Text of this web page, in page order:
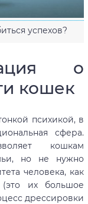
успехов?
о
кошек
психикой, в
сфера.
кошкам
но не нужно
человека, как
их большое
дрессировки